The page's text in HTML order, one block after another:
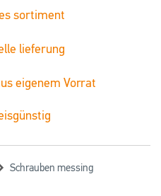
sortiment
lieferung
eigenem Vorrat
Schrauben messing